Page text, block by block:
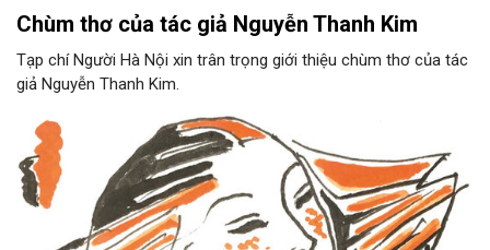
Chùm thơ của tác giả Nguyễn Thanh Kim
Tạp chí Người Hà Nội xin trân trọng giới thiệu chùm thơ của tác
giả Nguyễn Thanh Kim.